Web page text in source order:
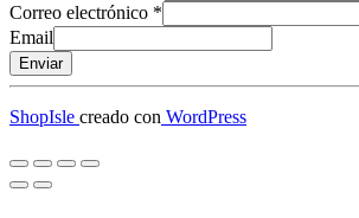
Correo electrónico *
Email
Enviar
ShopIsle creado con WordPress